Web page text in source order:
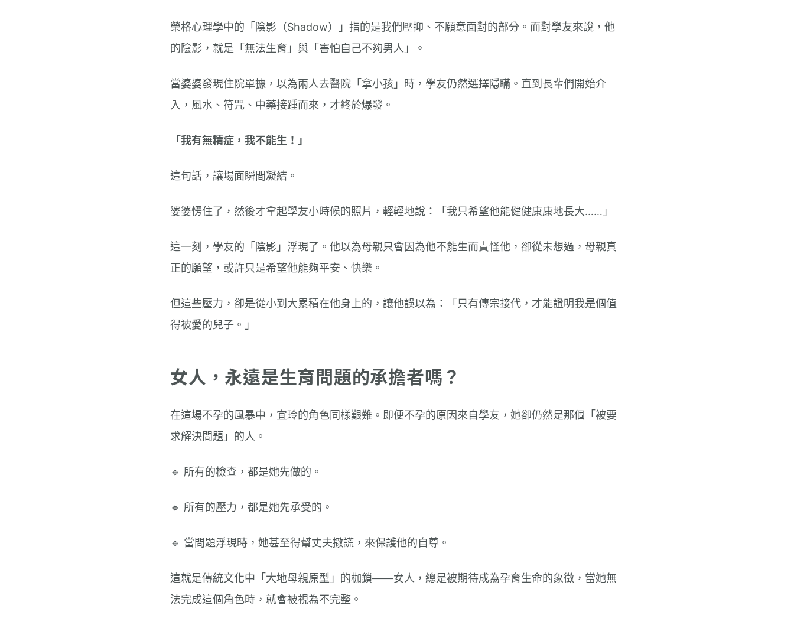
榮格心理學中的「陰影（Shadow）」指的是我們壓抑、不願意面對的部分。而對學友來說，他
的陰影，就是「無法生育」與「害怕自己不夠男人」。
當婆婆發現住院單據，以為兩人去醫院「拿小孩」時，學友仍然選擇隱瞞。直到長輩們開始介
入，風水、符咒、中藥接踵而來，才終於爆發。
「我有無精症，我不能生！」
這句話，讓場面瞬間凝結。
婆婆愣住了，然後才拿起學友小時候的照片，輕輕地說：「我只希望他能健健康康地長大……」
這一刻，學友的「陰影」浮現了。他以為母親只會因為他不能生而責怪他，卻從未想過，母親真
正的願望，或許只是希望他能夠平安、快樂。
但這些壓力，卻是從小到大累積在他身上的，讓他誤以為：「只有傳宗接代，才能證明我是個值
得被愛的兒子。」
女人，永遠是生育問題的承擔者嗎？
在這場不孕的風暴中，宜玲的角色同樣艱難。即便不孕的原因來自學友，她卻仍然是那個「被要
求解決問題」的人。
🔹 所有的檢查，都是她先做的。
🔹 所有的壓力，都是她先承受的。
🔹 當問題浮現時，她甚至得幫丈夫撒謊，來保護他的自尊。
這就是傳統文化中「大地母親原型」的枷鎖——女人，總是被期待成為孕育生命的象徵，當她無
法完成這個角色時，就會被視為不完整。